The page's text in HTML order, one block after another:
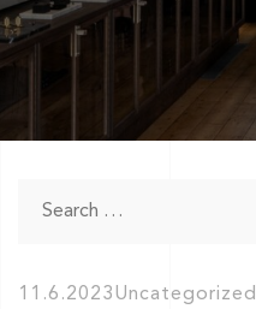
11.6.2023 Uncategorized
for: